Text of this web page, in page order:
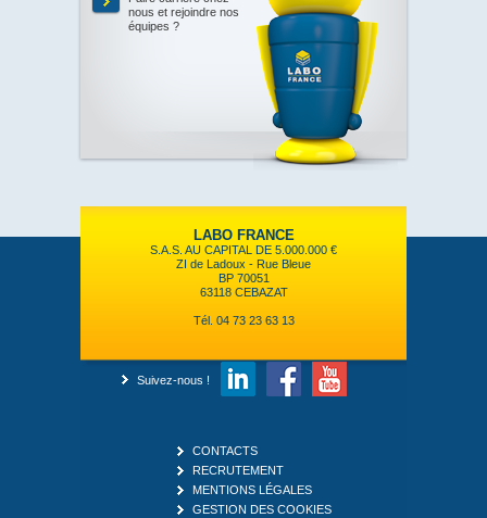
nous et rejoindre nos
équipes ?
LABO FRANCE
S.A.S. AU CAPITAL DE 5.000.000 €
ZI de Ladoux - Rue Bleue
BP 70051
63118 CEBAZAT
Tél. 04 73 23 63 13
Suivez-nous !
CONTACTS
RECRUTEMENT
MENTIONS LÉGALES
GESTION DES COOKIES